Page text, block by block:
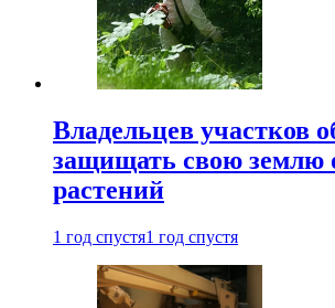
Владельцев участков
защищать свою землю
растений
1 год спустя1 год спустя